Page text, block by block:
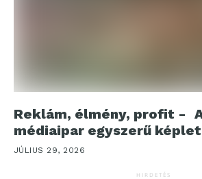
Reklám, élmény, profit -
médiaipar egyszerű
JÚLIUS 29, 2026
HIRDETÉS